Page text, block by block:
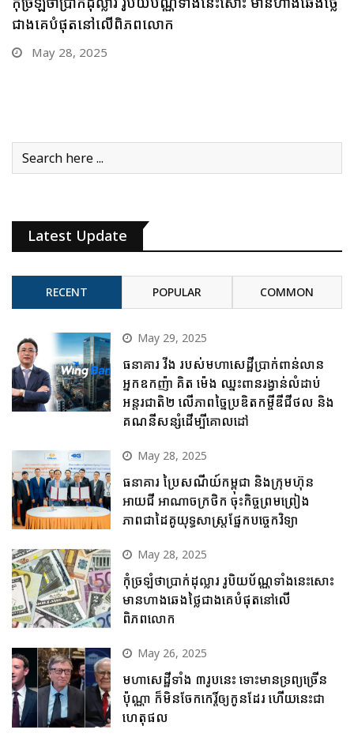
ជាងគេបំផុតនៅលើពិភពលោក
May 28, 2025
Latest Update
RECENT POPULAR COMMON
May 29, 2025
ធនាគារ វីង របស់មហាសេដ្ឋីប្រាក់ពាន់លាន
អ្នកឧកញ៉ា គិត ម៉េង ឈ្នះពានរង្វាន់លំដាប់
អន្តរជាតិ២ លើភាពច្នៃប្រឌិតកម្ចីឌីជីថល និង
គណនីសន្សំដើម្បីគោលដៅ
May 28, 2025
ធនាគារ ប្រៃសណីយ៍កម្ពុជា និងក្រុមហ៊ុន
អាយជី អាណាចក្រថិក ចុះកិច្ចព្រមព្រៀង
ភាពជាដៃគូយុទ្ធសាស្ត្រផ្នែកបច្ចេកវិទ្យា
May 28, 2025
កុំច្រឡំថាប្រាក់ដុល្លារ រូបិយប័ណ្ណទាំងនេះសោះ
មានហាងឆេងថ្លៃជាងគេបំផុតនៅលើ
ពិភពលោក
May 26, 2025
មហាសេដ្ឋីទាំង ៣រូបនេះ ទោះមានទ្រព្យច្រើន
ប៉ុណ្ណា ក៏មិនចែកកេរ្តិ៍ឲ្យកូនដែរ ហើយនេះជា
ហេតុផល